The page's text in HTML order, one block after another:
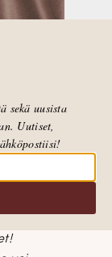
ja
alaspäin.
sekä uusista
Uutiset,